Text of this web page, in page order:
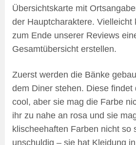
Übersichtskarte mit
der Hauptcharaktere. Vielleicht
zum Ende unserer Reviews
Gesamtübersicht erstellen.
Zuerst werden die Bänke
dem Diner stehen. Diese findet
cool, aber sie mag die Farbe
ihr zu nahe an rosa und sie
klischeehaften Farben nicht so
unschuldig – sie hat Kleidung